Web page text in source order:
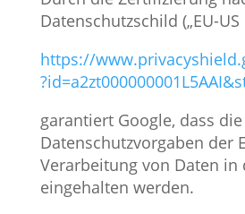
Datenschutzschild („EU-
https://
garantiert Google, dass die
Datenschutzvorgaben der
Verarbeitung von Daten in
eingehalten werden.